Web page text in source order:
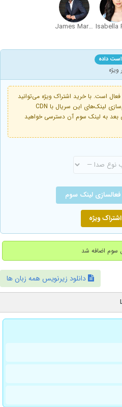
James Martinez
فعال است. با خرید اشتراک ویژه می‌توانید
هر 24 ساعت یک‌بار درخواست همگام‌سازی لینک‌های این سریال با CDN
بعد به لینک سوم آن دسترسی خواهید
لینک سوم
ویژه
دانلود زیرنویس همه زبان ها